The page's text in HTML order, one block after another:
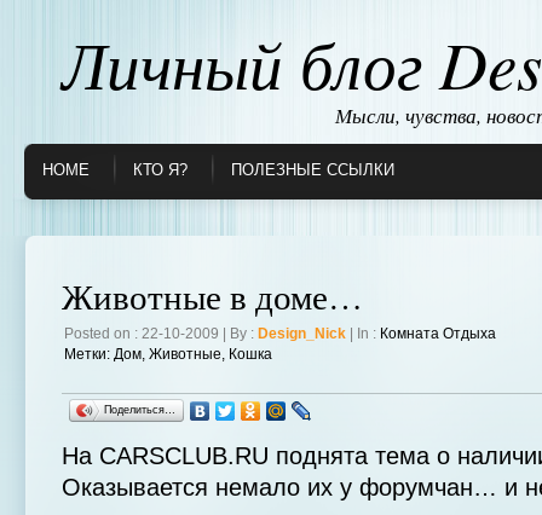
Личный блог
Мысли, чувства,
HOME КТО Я? ПОЛЕЗНЫЕ ССЫЛКИ
Животные в доме…
Posted on : 22-10-2009 | By : Design_Nick | In : Комната Отдыха
Метки: Дом, Животные, Кошка
Поделиться…
На CARSCLUB.RU поднята тема о
Оказывается немало их у форумчан… и